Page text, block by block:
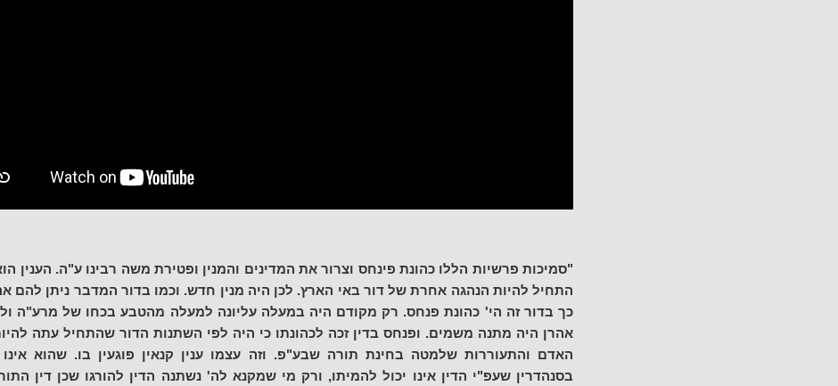
"סמיכות פרשיות הללו כהונת פינחס וצרור את המדינים והמנין ופטירת משה רבינו ע"ה. הענין
התחיל להיות הנהגה אחרת של דור באי הארץ. לכן היה מנין חדש. וכמו בדור המדבר ניתן להם
כך בדור זה הי' כהונת פנחס. רק מקודם היה במעלה עליונה למעלה מהטבע בכחו של מרע"ה
אהרן היה מתנה משמים. ופנחס בדין זכה לכהונתו כי היה לפי השתנות הדור שהתחיל עתה
האדם והתעוררות שלמטה בחינת תורה שבע"פ. וזה עצמו ענין קנאין פוגעין בו. שהוא
בסנהדרין שעפ"י הדין אינו יכול להמיתו, ורק מי שמקנא לה' נשתנה הדין להורגו שכן דין